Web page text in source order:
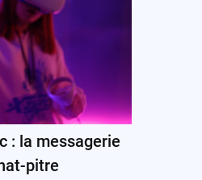
: la messagerie
pitre